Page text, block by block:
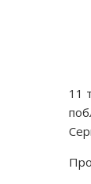
11